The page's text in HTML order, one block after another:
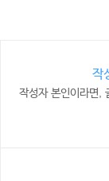
작
작성자 본인이라면,